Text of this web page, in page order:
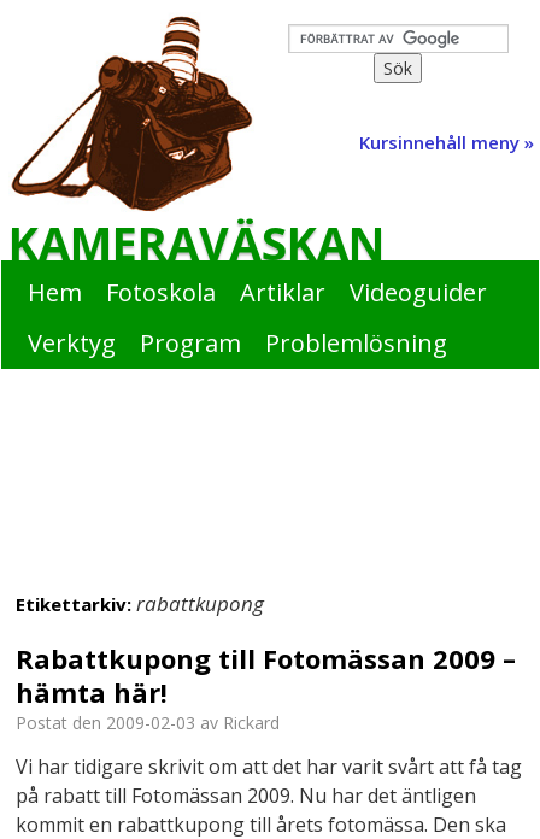
Kursinnehåll meny »
KAMERAVÄSKAN
Hem Fotoskola Artiklar
Videoguider
Verktyg
Program Problemlösning
Etikettarkiv: rabattkupong
Rabattkupong till Fotomässan 2009 –
hämta här!
Postat den 2009-02-03 av Rickard
Vi har tidigare skrivit om att det har varit svårt att få tag
på rabatt till Fotomässan 2009. Nu har det äntligen
kommit en rabattkupong till årets fotomässa. Den ska